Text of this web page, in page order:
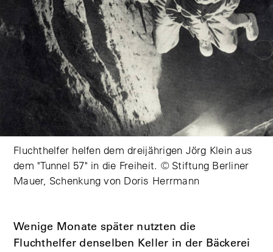
Fluchthelfer helfen dem dreijährigen Jörg Klein aus
dem "Tunnel 57" in die Freiheit. © Stiftung Berliner
Mauer, Schenkung von Doris Herrmann
Wenige Monate später nutzten die
Fluchthelfer denselben Keller in der Bäckerei